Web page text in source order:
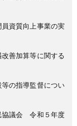
員資質向上事業の実
善加算等に関する
等の指導監督につい
協議会 令和５年度